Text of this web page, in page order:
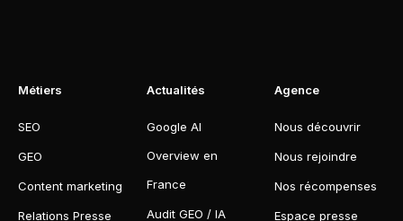
Métiers
SEO
GEO
Content marketing
Relations Presse
Actualités
Google AI
Overview en
France
Audit GEO / IA
Agence
Nous découvrir
Nous rejoindre
Nos récompenses
Espace presse